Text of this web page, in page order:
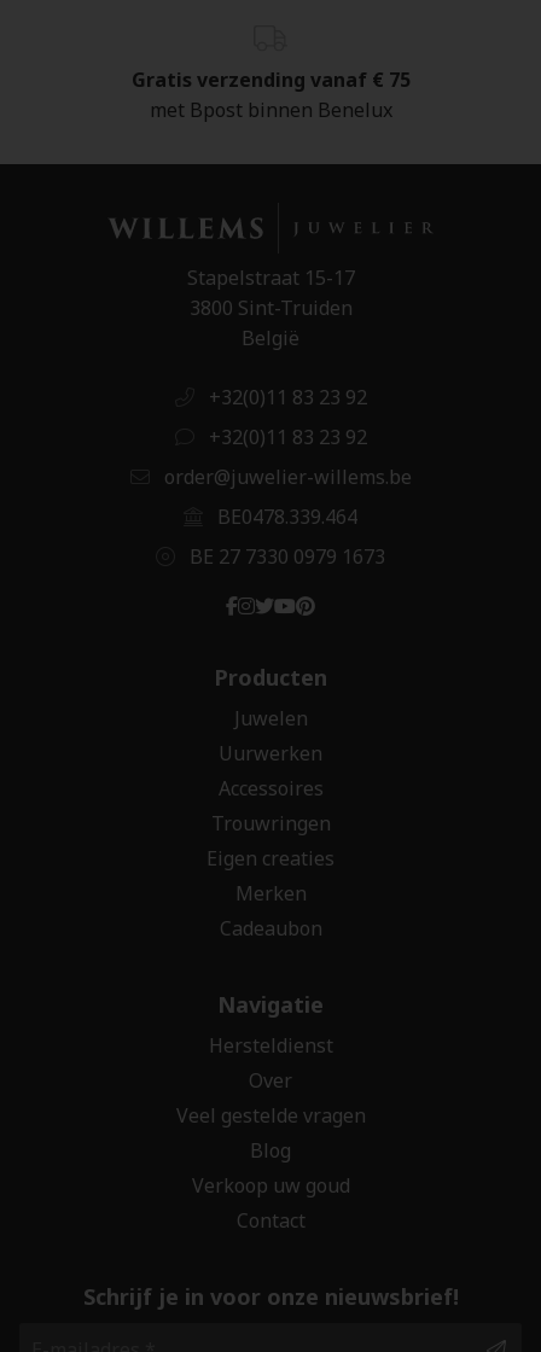
Gratis verzending vanaf € 75
met Bpost binnen Benelux
Stapelstraat 15-17
3800 Sint-Truiden
België
+32(0)11 83 23 92
+32(0)11 83 23 92
order@juwelier-willems.be
BE0478.339.464
BE 27 7330 0979 1673
Producten
Juwelen
Uurwerken
Accessoires
Trouwringen
Eigen creaties
Merken
Cadeaubon
Navigatie
Hersteldienst
Over
Veel gestelde vragen
Blog
Verkoop uw goud
Contact
Schrijf je in voor onze nieuwsbrief!